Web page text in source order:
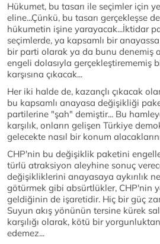
Hükumet, bu tasarı ile seçimler için
eline...Çünkü, bu tasarı gerçekleşse
hükumetin işine yarayacak...İktidar
seçimlerde, ya kapsamlı bir
bir parti olarak ya da bunu denemiş
engeli dolasıyla gerçekleştirememiş
karşısına çıkacak...
Her iki halde de, kazançlı çıkacak
bu kapsamlı anayasa değişikliği
partilerine "şah" demiştir... Bu
karşılık, onların gelişen Türkiye
gelecekte nasıl bir konum
CHP'nin bu değişiklik paketini
türlü atraksiyon aleyhine sonuç
değişikliklerini anayasaya aykırılık
götürmek gibi absürtlükler, CHP'nin
geldiğinin de işaretidir. Hiç bir güç
Suyun akış yönünün tersine kürek
karşılığı olarak, kötü bir
edemez...